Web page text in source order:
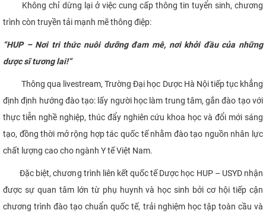
Không chỉ dừng lại ở việc cung cấp thông tin tuyển sinh, chương
trình còn truyền tải mạnh mẽ thông điệp:
“HUP – Nơi tri thức nuôi dưỡng đam mê, nơi khởi đầu của những
dược sĩ tương lai!”
Thông qua livestream, Trường Đại học Dược Hà Nội tiếp tục khẳng
định định hướng đào tạo: lấy người học làm trung tâm, gắn đào tạo với
thực tiễn nghề nghiệp, thúc đẩy nghiên cứu khoa học và đổi mới sáng
tạo, đồng thời mở rộng hợp tác quốc tế nhằm đào tạo nguồn nhân lực
chất lượng cao cho ngành Y tế Việt Nam.
Đặc biệt, chương trình liên kết quốc tế Dược học HUP – USYD nhận
được sự quan tâm lớn từ phụ huynh và học sinh bởi cơ hội tiếp cận
chương trình đào tạo chuẩn quốc tế, trải nghiệm học tập toàn cầu và